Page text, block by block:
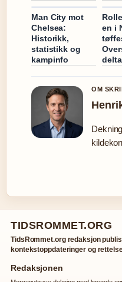
Man City mot
Chelsea:
Historikk,
statistikk og
kampinfo
en i
OM
TIDSROMMET.ORG
TidsRommet.org redaksjon
kontekstoppdateringer og
Redaksjonen